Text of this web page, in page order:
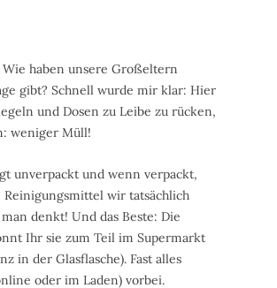
haben unsere Großeltern
gibt? Schnell wurde mir klar: Hier
und Dosen zu Leibe zu rücken,
weniger Müll!
unverpackt und wenn verpackt,
wir tatsächlich
denkt! Und das Beste: Die
Ihr sie zum Teil im Supermarkt
in der Glasflasche). Fast alles
oder im Laden) vorbei.